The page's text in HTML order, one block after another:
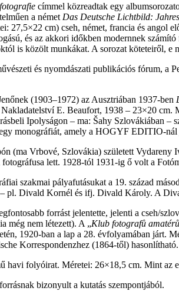
címmel közreadtak egy
a német Das Deutsche Lichtbild:
27,5×22 cm) cseh, német, francia és angol
és az akkori időkben modernnek
is közölt munkákat. A sorozat köteteiről,
és nyomdászati publikációs fórum, a
(1903–1972) az Ausztriában 1937-ben
E. Beaufort, 1938 – 23×20 cm.
Ipolyságon – ma: Šahy Szlovákiában –
monográfiát, amely a HOGYF EDITIO-nál
(ma Vrbové, Szlovákia) született Vydareny
lett. 1928-tól 1931-ig ő volt a
szakmai pályafutásukat a 19. század
– pl. Divald Kornél és ifj. Divald Károly. A
forrást jelentette, jelenti a cseh/
még nem létezett). A „Klub fotografů amatérů
1920-ban a lap a 28. évfolyamában járt.
Korrespondenzhez (1864-től) hasonlítható.
havi folyóirat. Méretei: 26×18,5 cm. Mint az
bizonyult a kutatás szempontjából.